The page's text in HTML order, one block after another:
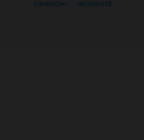
FINANCIAL IRONSUITE